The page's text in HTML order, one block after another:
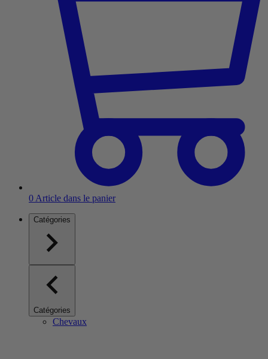
0 Article dans le panier
Catégories
Catégories
Chevaux